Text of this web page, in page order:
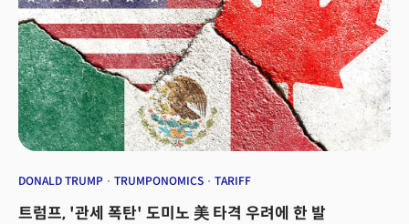
하게 될 것"이라며 "하드웨어가 점점 저렴해지면서 딥시크 혹은 다른 비슷한
기반의 AI 서비스가 확장될 것이고, 차량 내 LLM 적용이 더욱 쉬워질
것"이라고 전망했다.실제 모빌리티 분야에서 인공지능의 도입은 더욱
확대되고 있다. 정 교수는 "작년만 해도 모빌리티 분야에서 AI는 주로 영상
해석에 초점을 맞추고 있었지만, 올해 들어 엔비디아의 코스모스 월드
파운데이션 모델(CWFM)과 같은 기술이 등장하면서 AI가 단순 분석을 넘어
동작을 생성하는 수준까지 발전하고 있다"고 설명했다. 특히 CES 2025에서
혁신상을 수상한 모빌린트의 온디바이스 프로세서 전시를 인상적이었다고
실시간으로 실행하는 기술을 시연해 많은 관심을 받았다"며 "AI 기술의
수 있는 단계에 이르렀다"고 분석했다.
DONALD TRUMP TRUMPONOMICS TARIFF
트럼프, '관세 폭탄' 도미노 美 타격 우려에 한 발